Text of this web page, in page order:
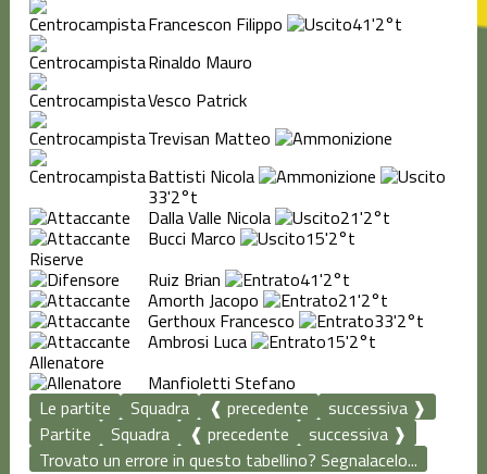
Francescon Filippo
41'2°t
Rinaldo Mauro
Vesco Patrick
Trevisan Matteo
Battisti Nicola
33'2°t
Dalla Valle Nicola 21'2°t
Bucci Marco 15'2°t
Riserve
Ruiz Brian 41'2°t
Amorth Jacopo 21'2°t
Gerthoux Francesco 33'2°t
Ambrosi Luca 15'2°t
Allenatore
Manfioletti Stefano
Le partite
Squadra ❰ precedente
successiva ❱
Partite
Squadra ❰ precedente
successiva ❱
Trovato un errore in questo tabellino? Segnalacelo...